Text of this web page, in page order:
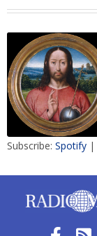
LINK
Subscribe: Spotify |